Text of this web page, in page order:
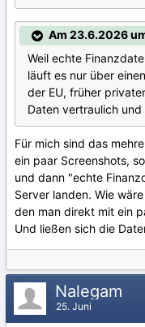
Am 23.6.2026
Weil echte
läuft es nur über
der EU, früher
Daten vertraulich
Für mich sind das
ein paar Screenshots,
und dann "echte
Server landen. Wie
den man direkt mit ein
Und ließen sich die
Nalegam
25. Juni